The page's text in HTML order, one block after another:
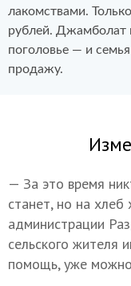
лакомствами.
рублей. Джамболат
поголовье — и
продажу.
— За это время
станет, но на хлеб
администрации
сельского жителя
помощь, уже